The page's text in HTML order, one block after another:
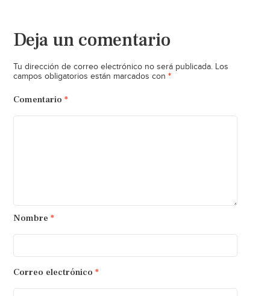
Deja un comentario
Tu dirección de correo electrónico no será publicada. Los
campos obligatorios están marcados con *
Comentario *
Nombre *
Correo electrónico *